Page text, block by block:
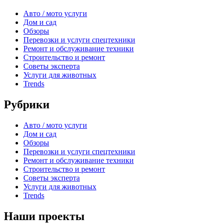
Авто / мото услуги
Дом и сад
Обзоры
Перевозки и услуги спецтехники
Ремонт и обслуживание техники
Строительство и ремонт
Советы эксперта
Услуги для животных
Trends
Рубрики
Авто / мото услуги
Дом и сад
Обзоры
Перевозки и услуги спецтехники
Ремонт и обслуживание техники
Строительство и ремонт
Советы эксперта
Услуги для животных
Trends
Наши проекты